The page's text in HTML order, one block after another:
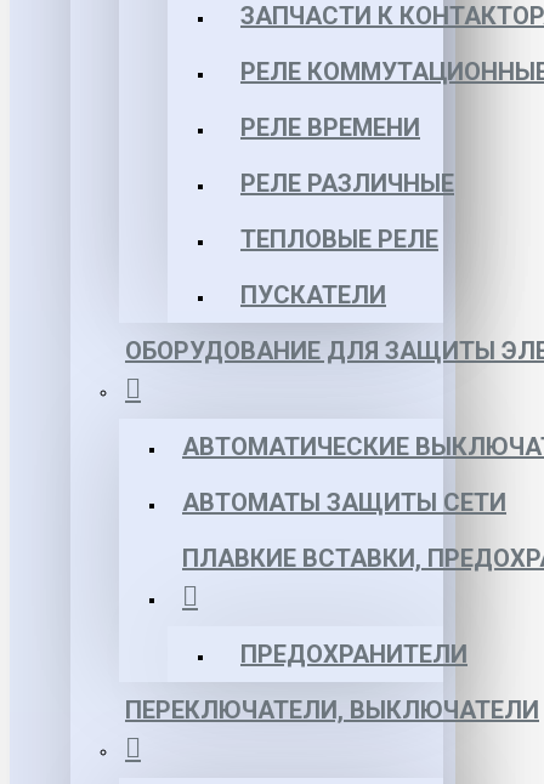
ЗАПЧАСТИ К
РЕЛЕ
РЕЛЕ ВРЕМЕНИ
РЕЛЕ РАЗЛИЧНЫЕ
ТЕПЛОВЫЕ РЕЛЕ
ПУСКАТЕЛИ
ОБОРУДОВАНИЕ ДЛЯ ЗАЩИТЫ
АВТОМАТИЧЕСКИЕ
АВТОМАТЫ ЗАЩИТЫ СЕТИ
ПЛАВКИЕ ВСТАВКИ,
ПРЕДОХРАНИТЕЛИ
ПЕРЕКЛЮЧАТЕЛИ, ВЫКЛЮЧАТЕЛИ